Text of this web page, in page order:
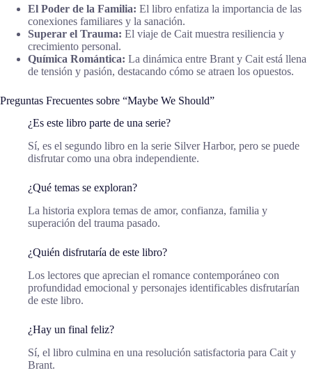
El Poder de la Familia: El libro enfatiza la importancia de las
conexiones familiares y la sanación.
Superar el Trauma: El viaje de Cait muestra resiliencia y
crecimiento personal.
Química Romántica: La dinámica entre Brant y Cait está llena
de tensión y pasión, destacando cómo se atraen los opuestos.
Preguntas Frecuentes sobre “Maybe We Should”
¿Es este libro parte de una serie?
Sí, es el segundo libro en la serie Silver Harbor, pero se puede
disfrutar como una obra independiente.
¿Qué temas se exploran?
La historia explora temas de amor, confianza, familia y
superación del trauma pasado.
¿Quién disfrutaría de este libro?
Los lectores que aprecian el romance contemporáneo con
profundidad emocional y personajes identificables disfrutarían
de este libro.
¿Hay un final feliz?
Sí, el libro culmina en una resolución satisfactoria para Cait y
Brant.